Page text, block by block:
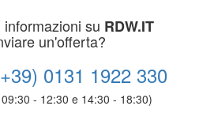
su RDW.IT
un'offerta?
0131 1922 330
- 12:30 e 14:30 - 18:30)